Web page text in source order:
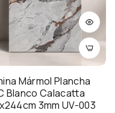
Mármol Plancha
Blanco Calacatta
3mm UV-003